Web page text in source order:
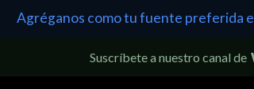
Agréganos como tu fuente preferida
Suscríbete a nuestro canal de